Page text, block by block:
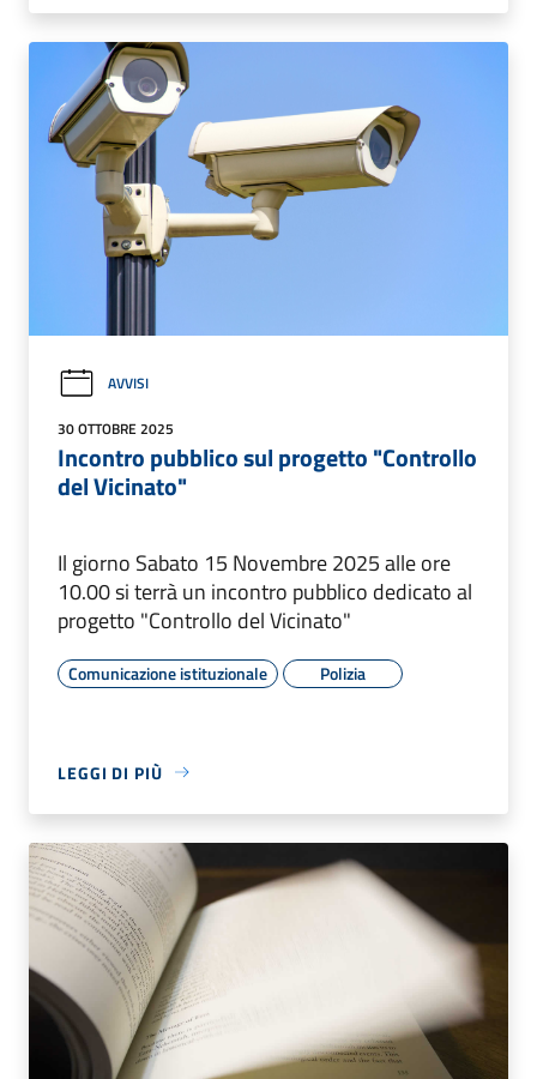
AVVISI
30 OTTOBRE 2025
Incontro pubblico sul progetto "Controllo
del Vicinato"
Il giorno Sabato 15 Novembre 2025 alle ore
10.00 si terrà un incontro pubblico dedicato al
progetto "Controllo del Vicinato"
Comunicazione istituzionale Polizia
LEGGI DI PIÙ